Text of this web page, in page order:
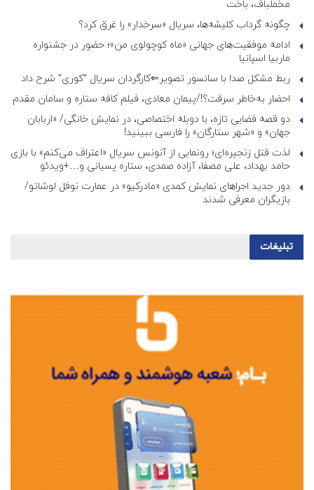
مخملباف، باخت
چگونه گرداب کلیشه‌ها، سریال «سرخدار» را غرق کرد؟
ادامه موفقیت‌های جهانی «ماه کوچولوی من»؛ حضور در جشنواره
ماربیا اسپانیا
ربط مشکل صدا با سانسور تصویر⇐کارگردان سریال “کوری” شرح داد
احضار به‌خاطر سرقت؟!/پیمان معادی، فیلم کافه ستاره و سامان مقدم
دو قصه فضایی تازه، با دوبله اختصاصی، در نمایش خانگی/ «اربابان
جهان» و «شهر ستارگان» را فارسی ببینید!
لذت قتل زنجیره‌ای؛ رونمایی از آنونس سریال «اعتراف می‌کنم» با بازی
حامد بهداد، علی مصفا، آزاده صمدی، ستاره پسیانی و…+ویدئو
دور جدید اجراهای نمایش کمدی «مادرکیو» در عمارت نوفل لوشاتو/
بازیگران معرفی شدند
تبلیغات